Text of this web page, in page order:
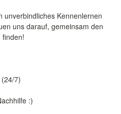
unverbindliches Kennenlernen
uns darauf, gemeinsam den
finden!
7)
:)